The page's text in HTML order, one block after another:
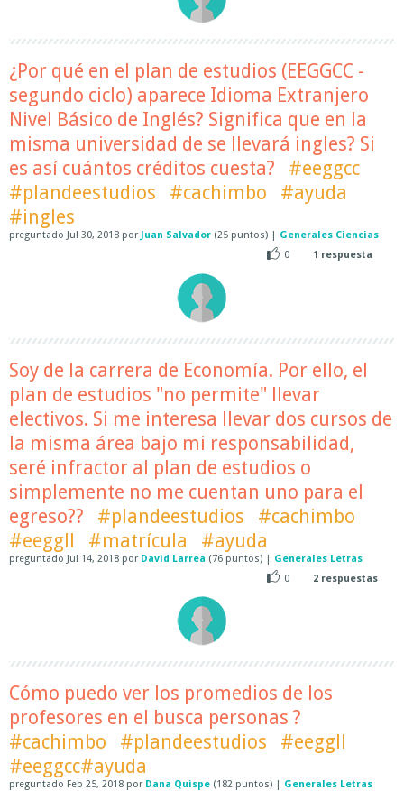
¿Por qué en el plan de estudios (EEGGCC -
segundo ciclo) aparece Idioma Extranjero
Nivel Básico de Inglés? Significa que en la
misma universidad de se llevará ingles? Si
es así cuántos créditos cuesta?
#eeggcc
#plandeestudios
#cachimbo
#ayuda
#ingles
preguntado Jul 30, 2018 por Juan Salvador (25 puntos) | Generales Ciencias
0
1 respuesta
Soy de la carrera de Economía. Por ello, el
plan de estudios "no permite" llevar
electivos. Si me interesa llevar dos cursos de
la misma área bajo mi responsabilidad,
seré infractor al plan de estudios o
simplemente no me cuentan uno para el
egreso??
#plandeestudios
#cachimbo
#eeggll
#matrícula #ayuda
preguntado Jul 14, 2018 por David Larrea (76 puntos) | Generales Letras
0
2 respuestas
Cómo puedo ver los promedios de los
profesores en el busca personas ?
#cachimbo
#plandeestudios
#eeggll
#eeggcc#ayuda
preguntado Feb 25, 2018 por Dana Quispe (182 puntos) | Generales Letras